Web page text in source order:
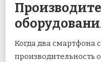
Когда два смартфона
производительность